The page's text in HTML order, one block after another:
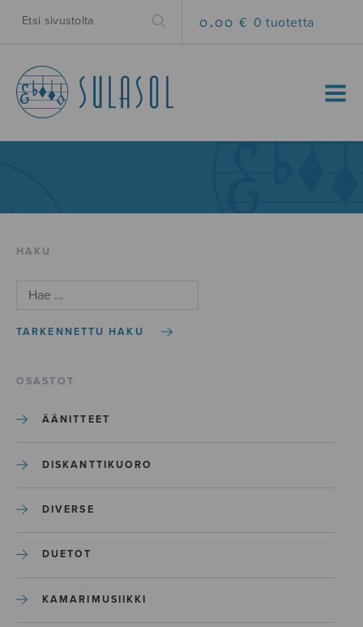
0.00 € 0 tuotetta
MENU
HAKU
TARKENNETTU HAKU
OSASTOT
ÄÄNITTEET
DISKANTTIKUORO
DIVERSE
DUETOT
KAMARIMUSIIKKI